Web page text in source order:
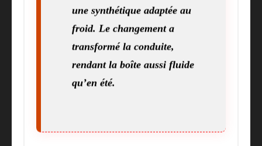
une synthétique adaptée au
froid. Le changement a
transformé la conduite,
rendant la boîte aussi fluide
qu’en été.